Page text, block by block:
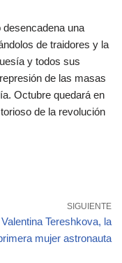
una
de traidores y la
y todos sus
de las masas
Octubre quedará en
de la revolución
SIGUIENTE
Valentina Tereshkova, la
mujer astronauta